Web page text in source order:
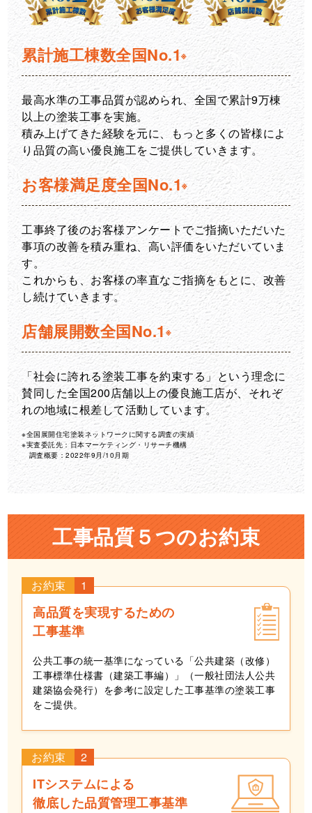
累計施工棟数全国No.1※
最高水準の工事品質が認められ、全国で累計9万棟
以上の塗装工事を実施。
積み上げてきた経験を元に、もっと多くの皆様によ
り品質の高い優良施工をご提供していきます。
お客様満足度全国No.1※
工事終了後のお客様アンケートでご指摘いただいた
事項の改善を積み重ね、高い評価をいただいていま
す。
これからも、お客様の率直なご指摘をもとに、改善
し続けていきます。
店舗展開数全国No.1 ※
「社会に誇れる塗装工事を約束する」という理念に
賛同した全国200店舗以上の優良施工店が、それぞ
れの地域に根差して活動しています。
※全国展開住宅塗装ネットワークに関する調査の実績
※実査委託先：日本マーケティング・リサーチ機構
調査概要：2022年9月/10月期
工事品質５つのお約束
お約束 1
高品質を実現するための
工事基準
公共工事の統一基準になっている「公共建築（改修）
工事標準仕様書（建築工事編）」（一般社団法人公共
建築協会発行）を参考に設定した工事基準の塗装工事
をご提供。
お約束 2
ITシステムによる
徹底した品質管理工事基準